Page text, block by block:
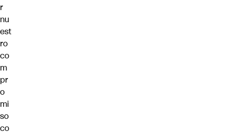
r
nu
est
ro
co
m
pr
o
mi
so
co